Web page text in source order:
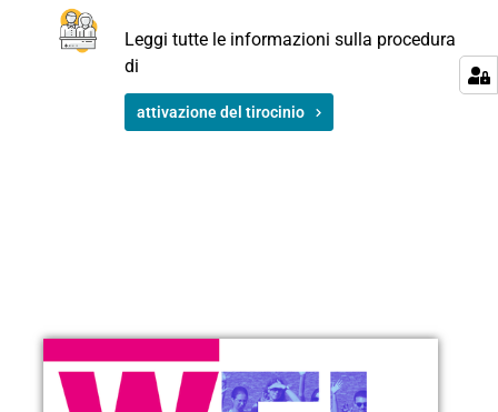
Leggi tutte le informazioni sulla procedura
di
attivazione del tirocinio